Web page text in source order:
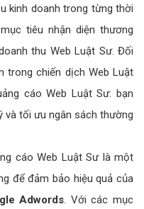
kinh doanh trong từng thời
tiêu nhận diện thương
thu Web Luật Sư. Đối
trong chiến dịch Web Luật
cáo Web Luật Sư: bạn
và tối ưu ngân sách thường
cáo Web Luật Sư là một
để đảm bảo hiệu quả của
Adwords. Với các mục